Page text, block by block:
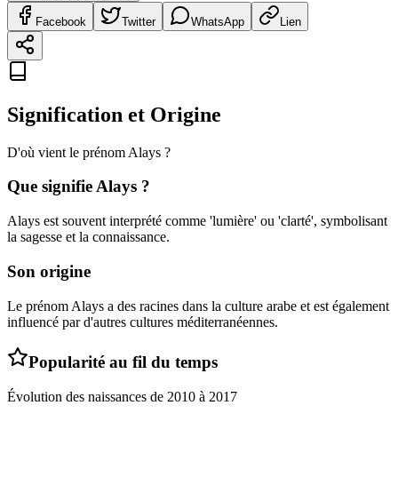
Facebook Twitter WhatsApp Lien
Signification et Origine
D'où vient le prénom Alays ?
Que signifieAlays ?
Alays est souvent interprété comme 'lumière' ou 'clarté', symbolisant
la sagesse et la connaissance.
Son origine
Le prénom Alays a des racines dans la culture arabe et est également
influencé par d'autres cultures méditerranéennes.
Popularité au fil du temps
Évolution des naissances de 2010 à 2017